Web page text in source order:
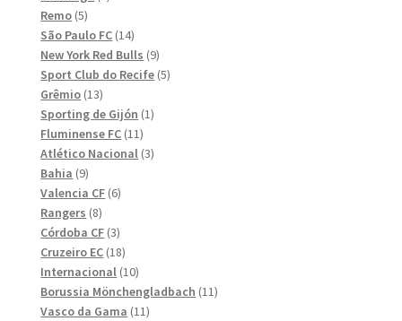
Remo 55
produkter
São Paulo FC 1414
produkter
New York Red Bulls 99
produkter
Sport Club do Recife 55
Grêmio 1313
produkter
Sporting de Gijón 11
Fluminense FC 1111
produkter
Atlético Nacional 33
Bahia 99
produkter
Valencia CF 66
Rangers 88
produkter
Córdoba CF 33
produkter
Cruzeiro EC 1818
produkter
Internacional 1010
produkter
Borussia Mönchengladbach 1111
Vasco da Gama 1111